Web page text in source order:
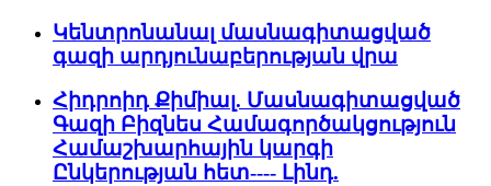
Կենտրոնանալ մասնագիտացված
գազի արդյունաբերության վրա
Հիդրոիդ Քիմիալ. Մասնագիտացված
Գազի Բիզնես Համագործակցություն
Համաշխարհային կարգի
Ընկերության հետ---- Լինդ.